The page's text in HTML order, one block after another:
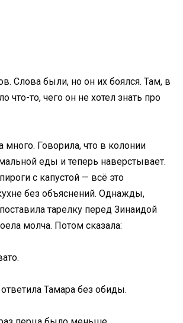
Слова были, но он их боялся. Там, в
что-то, чего он не хотел знать про
много. Говорила, что в колонии
еды и теперь наверстывает.
с капустой — всё это
без объяснений. Однажды,
тарелку перед Зинаидой
молча. Потом сказала:
Тамара без обиды.